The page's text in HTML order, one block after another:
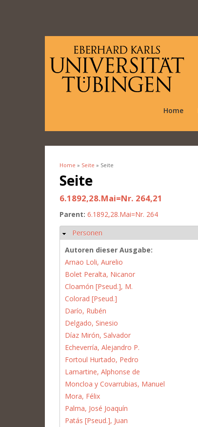
Home
You are here
Home » Seite » Seite
Seite
6.1892,28.Mai=Nr. 264,21
Parent: 6.1892,28.Mai=Nr. 264
Hide
Personen
Autoren dieser Ausgabe:
Arnao Loli, Aurelio
Bolet Peralta, Nicanor
Cloamón [Pseud.], M.
Colorad [Pseud.]
Darío, Rubén
Delgado, Sinesio
Díaz Mirón, Salvador
Echeverría, Alejandro P.
Fortoul Hurtado, Pedro
Lamartine, Alphonse de
Moncloa y Covarrubias, Manuel
Mora, Félix
Palma, José Joaquín
Patás [Pseud.], Juan